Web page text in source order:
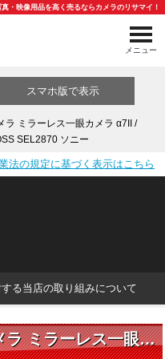
・映像用品を高く売るならカメラのリサマイ！
メニュー
スマホ版で表示
ラ ミラーレス一眼カメラ α7II /
SEL2870 ソニー
法の規定に基づく表示はこちら
る当店の取り組みについて
SONY デジタルカメラ ミラーレス一眼カメラ α7II / ILCE-7M2 + レンズ FE 28-70mm F3.5-5.6 OSS SEL2870 ソニー